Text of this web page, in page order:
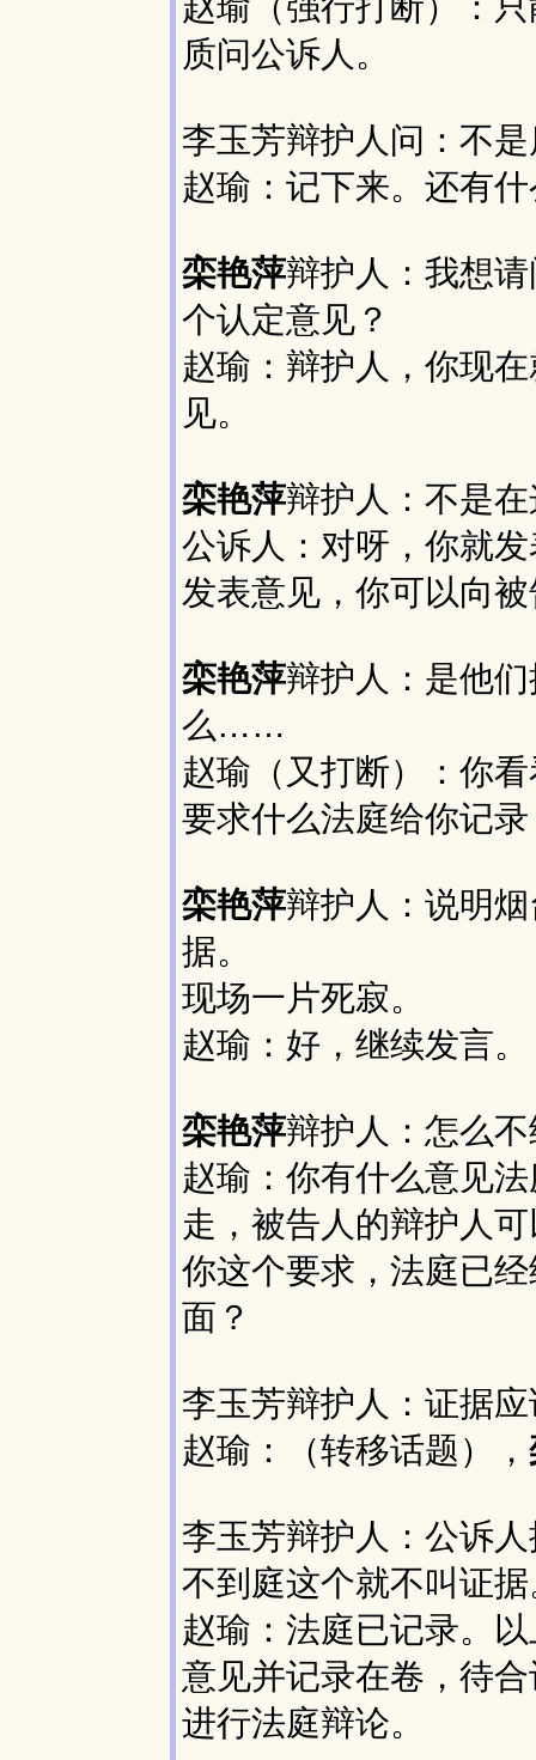
质问公诉人。
李玉芳辩护人问：不
赵瑜：记下来。还有
栾艳萍辩护人：我想
个认定意见？
赵瑜：辩护人，你现
见。
栾艳萍辩护人：不是
公诉人：对呀，你就
发表意见，你可以向
栾艳萍辩护人：是他
么……
赵瑜（又打断）：你
要求什么法庭给你记
栾艳萍辩护人：说明
据。
现场一片死寂。
赵瑜：好，继续发言。
栾艳萍辩护人：怎么
赵瑜：你有什么意见
走，被告人的辩护人
你这个要求，法庭已
面？
李玉芳辩护人：证据
赵瑜：（转移话题），
李玉芳辩护人：公诉
不到庭这个就不叫证
赵瑜：法庭已记录。
意见并记录在卷，待
进行法庭辩论。